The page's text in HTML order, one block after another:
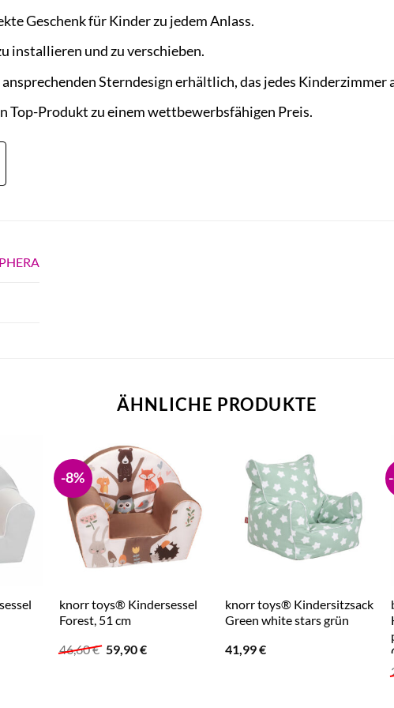
Geschenk für Kinder zu jedem Anlass.
installieren und zu verschieben.
ansprechenden Sterndesign erhältlich, das jedes Kinderzimmer
Top-Produkt zu einem wettbewerbsfähigen Preis.
ÄHNLICHE PRODUKTE
-8%
knorr toys® Kindersessel
Forest, 51 cm
46,60€ Ursprünglicher
Preis
59,90€Aktueller
knorr toys® Kindersitzsack
Green white stars grün
41,99€